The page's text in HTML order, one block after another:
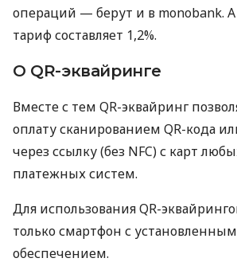
операций — берут и в monobank. А
тариф составляет 1,2%.
О QR-эквайринге
Вместе с тем QR-эквайринг
оплату сканированием QR-кода
через ссылку (без NFC) с карт
платежных систем.
Для использования QR-
только смартфон с
обеспечением.